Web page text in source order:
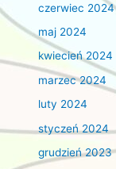
czerwiec 2024
maj 2024
kwiecień 2024
marzec 2024
luty 2024
styczeń 2024
grudzień 2023